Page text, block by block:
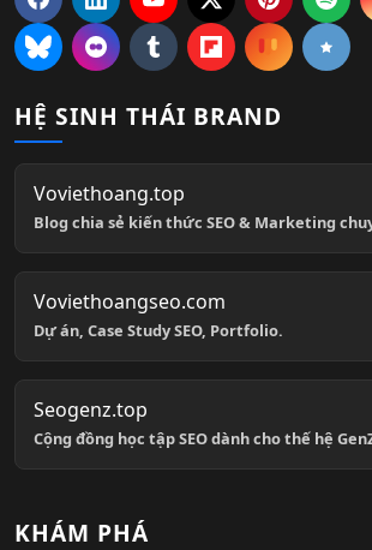
HỆ SINH THÁI BRAND
Voviethoang.top
Blog chia sẻ kiến thức SEO & Marketing
Voviethoangseo.com
Dự án, Case Study SEO, Portfolio.
Seogenz.top
Cộng đồng học tập SEO dành cho thế hệ
KHÁM PHÁ